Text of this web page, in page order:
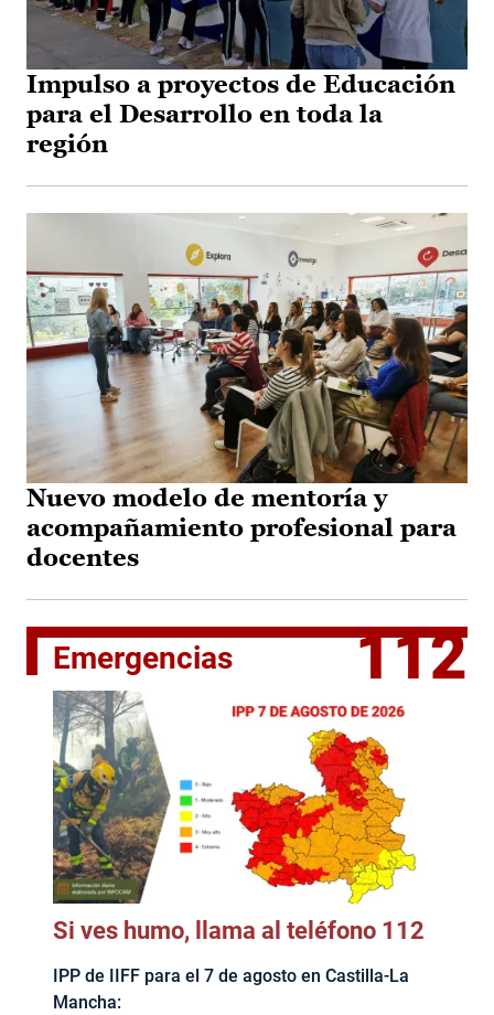
Impulso a proyectos de Educación
para el Desarrollo en toda la
región
Nuevo modelo de mentoría y
acompañamiento profesional para
docentes
Emergencias 112
Si ves humo, llama al teléfono 112
IPP de IIFF para el 7 de agosto en Castilla-La
Mancha: